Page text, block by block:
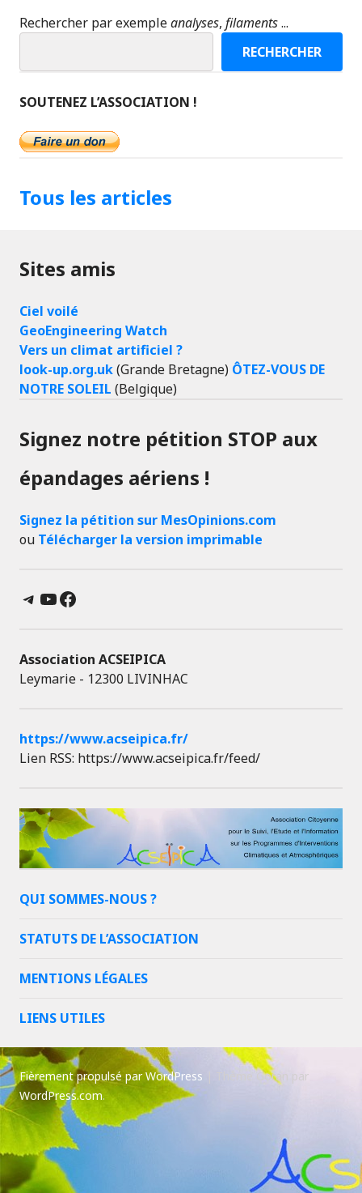
Rechercher par exempleanalyses, filaments...
RECHERCHER
SOUTENEZ L’ASSOCIATION !
Tous les articles
Sites amis
Ciel voilé
GeoEngineering Watch
Vers un climat artificiel ?
look-up.org.uk(Grande Bretagne) ÔTEZ-VOUS DE
NOTRE SOLEIL (Belgique)
Signez notre pétition STOP aux
épandages aériens !
Signez la pétition sur MesOpinions.com
ou Télécharger la version imprimable
Telegram
YouTube
Facebook
Association ACSEIPICA
Leymarie - 12300 LIVINHAC
https://www.acseipica.fr/
Lien RSS: https://www.acseipica.fr/feed/
QUI SOMMES-NOUS ?
STATUTS DE L’ASSOCIATION
MENTIONS LÉGALES
LIENS UTILES
Fièrement propulsé par WordPress
Thème Goran par
WordPress.com.